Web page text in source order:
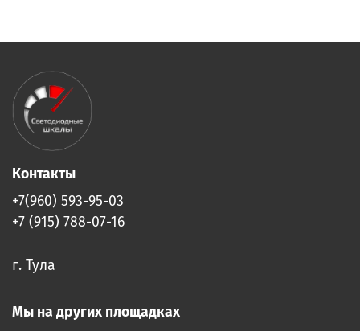
Контакты
+7(960) 593-95-03
+7 (915) 788-07-16
г. Тула
Мы на других площадках